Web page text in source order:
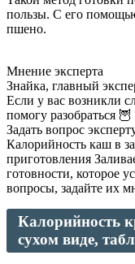
пользы. С его
пшено.
Мнение эксперта
Знайка, главный
Если у вас возникли
помогу разобраться 🦉
Задать вопрос
Калорийность каш в
приготовления
готовности, которое
вопросы, задайте их
Калорийность
сухом виде,